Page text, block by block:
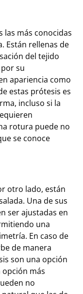
las más conocidas
Están rellenas de
del tejido
su
apariencia como
estas prótesis es
incluso si la
rotura puede no
se conoce
otro lado, están
Una de sus
ser ajustadas en
una
En caso de
de manera
son una opción
más
no